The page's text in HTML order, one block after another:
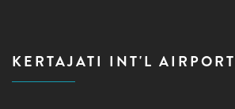
KERTAJATI INT'L AIRPORT